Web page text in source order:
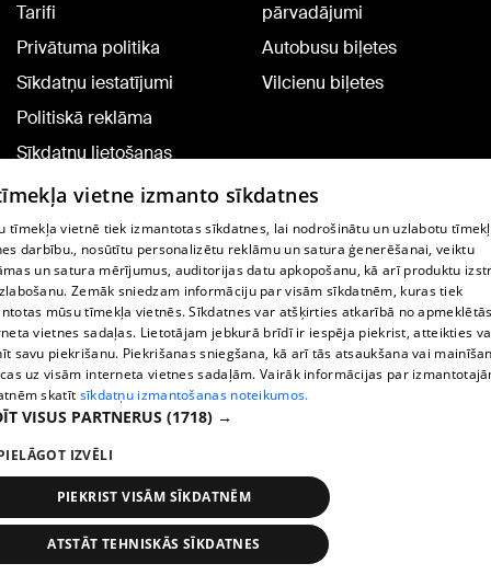
Tarifi
Privātuma politika
Sīkdatņu iestatījumi
Politiskā reklāma
Sīkdatņu lietošanas
noteikumi
Komentāru pievienošana
pārvadājumi
Autobusu biļetes
Vilcienu biļetes
TV programma
Līguma noteikumi
360 Ziņu kontakti
Helio Media
Portāla palīdzības dienests: e-pasts -
All rights reserved.
Ziņas Meklēt 1188 play
vietne izmanto sīkdatnes
tīmekļa vietnē tiek izmantotas sīkdatnes, lai nodrošinātu un uzlabotu
darbību., nosūtītu personalizētu reklāmu un satura ģenerēšanai, veiktu
un satura mērījumus, auditorijas datu apkopošanu, kā arī produktu
Zemāk sniedzam informāciju par visām sīkdatnēm, kuras tiek
mūsu tīmekļa vietnēs. Sīkdatnes var atšķirties atkarībā no
vietnes sadaļas. Lietotājam jebkurā brīdī ir iespēja piekrist, atteikties
savu piekrišanu. Piekrišanas sniegšana, kā arī tās atsaukšana vai
uz visām interneta vietnes sadaļām. Vairāk informācijas par
skatīt sīkdatņu izmantošanas noteikumos.
VISUS PARTNERUS (1718) →
IZVĒLI
PIEKRIST VISĀM SĪKDATNĒM
ATSTĀT TEHNISKĀS SĪKDATNES